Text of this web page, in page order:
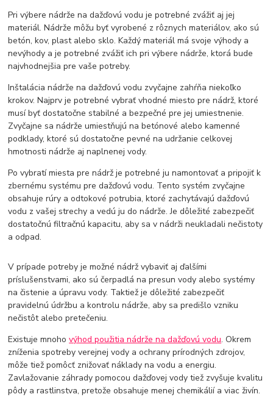
Pri výbere nádrže na dažďovú vodu je potrebné zvážiť aj jej
materiál. Nádrže môžu byť vyrobené z rôznych materiálov, ako sú
betón, kov, plast alebo sklo. Každý materiál má svoje výhody a
nevýhody a je potrebné zvážiť ich pri výbere nádrže, ktorá bude
najvhodnejšia pre vaše potreby.
Inštalácia nádrže na dažďovú vodu zvyčajne zahŕňa niekoľko
krokov. Najprv je potrebné vybrať vhodné miesto pre nádrž, ktoré
musí byť dostatočne stabilné a bezpečné pre jej umiestnenie.
Zvyčajne sa nádrže umiestňujú na betónové alebo kamenné
podklady, ktoré sú dostatočne pevné na udržanie celkovej
hmotnosti nádrže aj naplnenej vody.
Po vybratí miesta pre nádrž je potrebné ju namontovať a pripojiť k
zbernému systému pre dažďovú vodu. Tento systém zvyčajne
obsahuje rúry a odtokové potrubia, ktoré zachytávajú dažďovú
vodu z vašej strechy a vedú ju do nádrže. Je dôležité zabezpečiť
dostatočnú filtračnú kapacitu, aby sa v nádrži neukladali nečistoty
a odpad.
V prípade potreby je možné nádrž vybaviť aj ďalšími
príslušenstvami, ako sú čerpadlá na presun vody alebo systémy
na čistenie a úpravu vody. Taktiež je dôležité zabezpečiť
pravidelnú údržbu a kontrolu nádrže, aby sa predišlo vzniku
nečistôt alebo pretečeniu.
Existuje mnohovýhod použitia nádrže na dažďovú vodu. Okrem
zníženia spotreby verejnej vody a ochrany prírodných zdrojov,
môže tiež pomôcť znižovať náklady na vodu a energiu.
Zavlažovanie záhrady pomocou dažďovej vody tiež zvyšuje kvalitu
pôdy a rastlinstva, pretože obsahuje menej chemikálií a viac živín.